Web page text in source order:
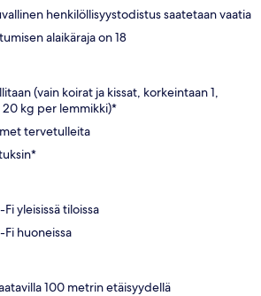
henkilöllisyystodistus saatetaan vaatia
alaikäraja on 18
(vain koirat ja kissat, korkeintaan 1,
20 kg per lemmikki)*
tervetulleita
yleisissä tiloissa
huoneissa
100 metrin etäisyydellä